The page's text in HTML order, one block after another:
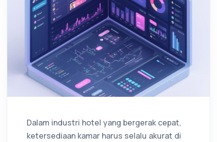
Dalam industri hotel yang bergerak cepat,
ketersediaan kamar harus selalu akurat di